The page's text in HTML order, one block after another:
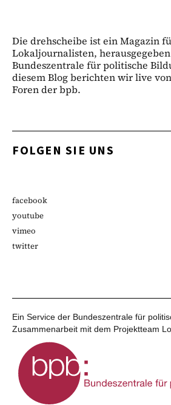
Die drehscheibe ist ein Magazin
Lokaljournalisten,
Bundeszentrale für politische
diesem Blog berichten wir live
Foren der bpb.
FOLGEN SIE UNS
facebook
youtube
vimeo
twitter
Ein Service der Bundeszentrale für
Zusammenarbeit mit dem Projektteam